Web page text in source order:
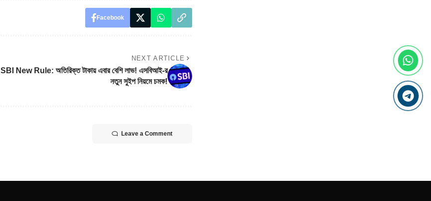
Facebook
NEXT ARTICLE
SBI New Rule: অতিরিক্ত টাকায় এবার বেশি লাভ! এসবিআই-র
নতুন সুইপ নিয়মে চমক!
Leave a Comment